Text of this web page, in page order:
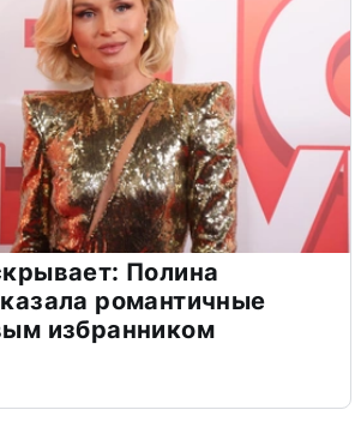
Полина
романтичные
избранником